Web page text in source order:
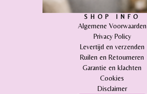
SHOP INFO
Algemene Voorwaarden
Privacy Policy
Levertijd en verzenden
Ruilen en Retourneren
Garantie en klachten
Cookies
Disclaimer